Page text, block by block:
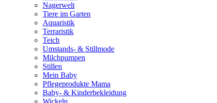
Nagerwelt
Tiere im Garten
Aquaristik
Terraristik
Teich
Umstands- & Stillmode
Milchpumpen
Stillen
Mein Baby
Pflegeprodukte Mama
Baby- & Kinderbekleidung
Wickeln